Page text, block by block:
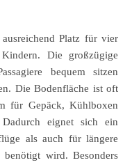
ausreichend Platz für vier
Die großzügige
bequem sitzen
Die Bodenfläche ist oft
für Gepäck, Kühlboxen
eignet sich ein
als auch für längere
wird. Besonders